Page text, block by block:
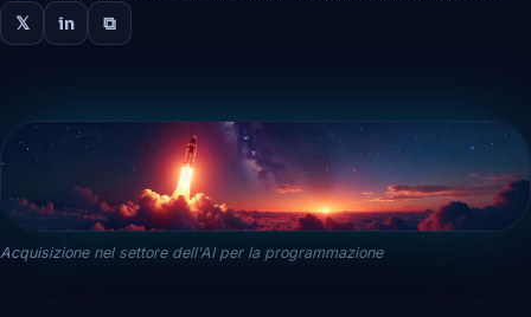
𝕏 in ⧉
Acquisizione nel settore dell'AI per la programmazione